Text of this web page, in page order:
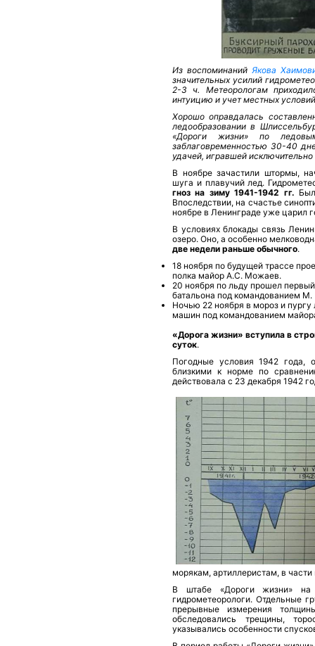
Из воспоминаний Якова
значительных усилий
2-3 ч. Метеорологам
интуицию и учет местных
Хорошо оправдалась
ледообразовании в
«Дороги жизни» по
заблаговременностью 30-40
удачей, игравшей
В ноябре зачастили штормы,
шуга и плавучий лед.
гноз на зиму 1941-1942 гг.
Впоследствии, на счастье
ноябре в Ленинграде уже царил
В условиях блокады связь
озеро. Оно, а особенно
две недели раньше обычного.
18 ноября по будущей трассе
полка майор А.С. Можаев.
20 ноября по льду прошел
батальона под командованием
Ночью 22 ноября в мороз и пургу
машин под командованием
«Дорога жиз­ни» вступила в
суток.
Погодные условия 1942 года,
близкими к норме по
действовала с 23 де­кабря 1942
морякам, артиллеристам, в
В штабе «Дороги жизни» на
гидрометеорологи. От­дельные
прерывные измерения
обследовались трещины,
указывались особенности